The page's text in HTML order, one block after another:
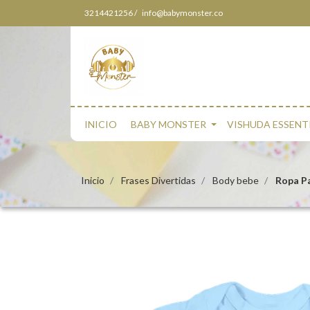
3214421256 / info@babymonster.co
INICIO BABY MONSTER VISHUDA
Inicio Frases Divertidas Body bebe Ropa